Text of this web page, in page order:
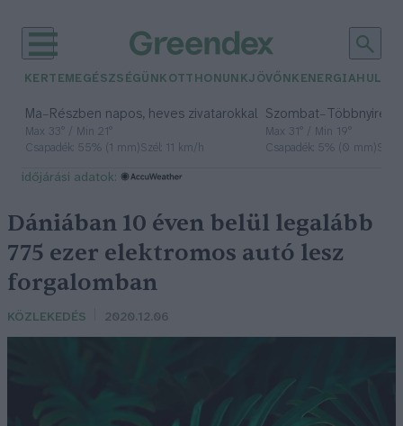
KERTEM EGÉSZSÉGÜNK OTTHONUNKJÖVŐNK ENERGIA
Ma– Részben napos, heves zivatarokkal
Max 33° / Min 21°
Csapadék: 55% (1 mm)Szél: 11 km/h
Szombat– Többnyire
Max 31° / Min 19°
Csapadék: 5% (0 mm)
időjárási adatok:
Dániában 10 éven belül legalább
775 ezer elektromos autó lesz
forgalomban
KÖZLEKEDÉS 2020.12.06